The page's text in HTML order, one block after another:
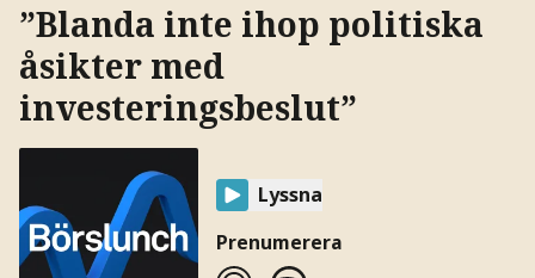
”Blanda inte ihop politiska
åsikter med
investeringsbeslut”
Lyssna
Prenumerera